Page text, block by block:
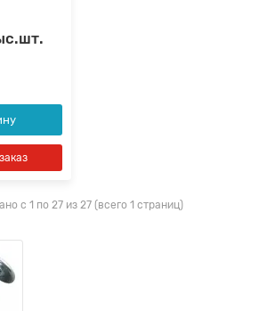
с 1 по 27 из 27 (всего 1 страниц)